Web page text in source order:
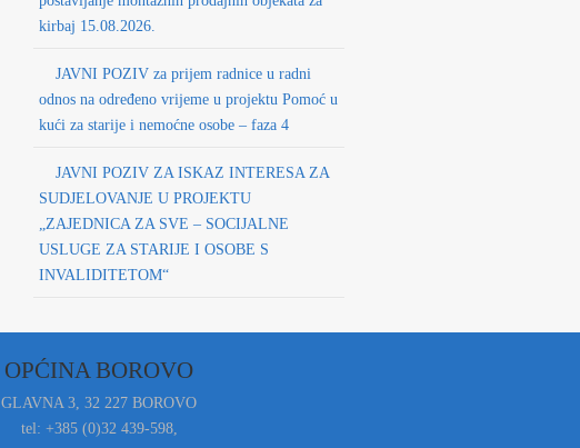
kirbaj 15.08.2026.
JAVNI POZIV za prijem radnice u radni
odnos na određeno vrijeme u projektu Pomoć u
kući za starije i nemoćne osobe – faza 4
JAVNI POZIV ZA ISKAZ INTERESA ZA
SUDJELOVANJE U PROJEKTU
„ZAJEDNICA ZA SVE – SOCIJALNE
USLUGE ZA STARIJE I OSOBE S
INVALIDITETOM“
OPĆINA BOROVO
GLAVNA 3, 32 227 BOROVO
tel: +385 (0)32 439-598,